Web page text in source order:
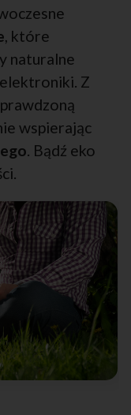
, które
naturalne
Z
wspierając
. Bądź eko